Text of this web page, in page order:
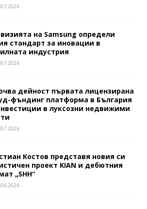
на Samsung определи
стандарт за иновации в
индустрия
дейност първата лицензирана
фъндинг платформа в България
в луксозни недвижими
Костов представя новия си
проект KIAN и дебютния
„SHH“